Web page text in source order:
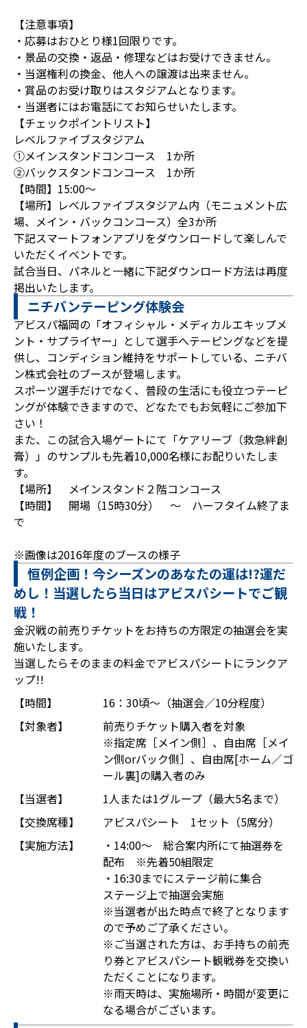
【注意事項】
・応募はおひとり様1回限りです。
・景品の交換・返品・修理などはお受けできません。
・当選権利の換金、他人への譲渡は出来ません。
・賞品のお受け取りはスタジアムとなります。
・当選者にはお電話にてお知らせいたします。
【チェックポイントリスト】
レベルファイブスタジアム
①メインスタンドコンコース 1か所
②バックスタンドコンコース 1か所
【時間】15:00～
【場所】レベルファイブスタジアム内（モニュメント広
場、メイン・バックコンコース）全3か所
下記スマートフォンアプリをダウンロードして楽しんで
いただくイベントです。
試合当日、パネルと一緒に下記ダウンロード方法は再度
掲出いたします。
ニチバンテーピング体験会
アビスパ福岡の「オフィシャル・メディカルエキップメ
ント・サプライヤー」として選手へテーピングなどを提
供し、コンディション維持をサポートしている、ニチバ
ン株式会社のブースが登場します。
スポーツ選手だけでなく、普段の生活にも役立つテーピ
ングが体験できますので、どなたでもお気軽にご参加下
さい！
また、この試合入場ゲートにて「ケアリーブ（救急絆創
膏）」のサンプルも先着10,000名様にお配りいたしま
す。
【場所】 メインスタンド２階コンコース
【時間】 開場（15時30分） ～ ハーフタイム終了ま
で
※画像は2016年度のブースの様子
恒例企画！今シーズンのあなたの運は!?運だ
めし！当選したら当日はアビスパシートでご観
戦！
金沢戦の前売りチケットをお持ちの方限定の抽選会を実
施いたします。
当選したらそのままの料金でアビスパシートにランクア
ップ!!
【時間】
16：30頃～（抽選会／10分程度）
【対象者】
前売りチケット購入者を対象
※指定席［メイン側］、自由席［メイ
ン側orバック側］、自由席[ホーム／ゴ
ール裏]の購入者のみ
【当選者】
1人または1グループ（最大5名まで）
【交換席種】
アビスパシート 1セット（5席分）
【実施方法】
・14:00～ 総合案内所にて抽選券を
配布 ※先着50組限定
・16:30までにステージ前に集合
ステージ上で抽選会実施
※当選者が出た時点で終了となります
ので予めご了承ください。
※ご当選された方は、お手持ちの前売
り券とアビスパシート観戦券を交換い
ただくことになります。
※雨天時は、実施場所・時間が変更に
なる場合がございます。